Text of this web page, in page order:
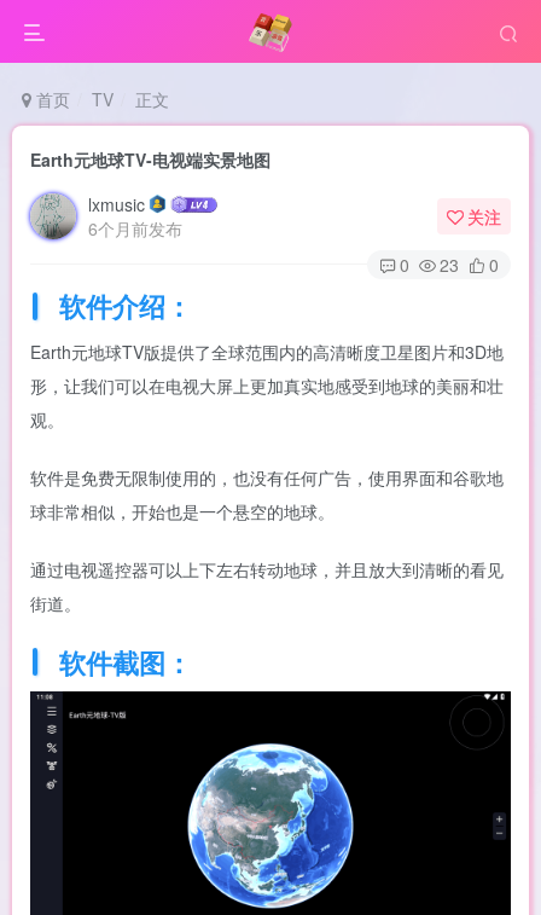
首页 TV 正文
Earth元地球TV-电视端实景地图
lxmusic
6个月前发布
关注
0
23 0
软件介绍：
Earth元地球TV版提供了全球范围内的高清晰度卫星图片和3D地
形，让我们可以在电视大屏上更加真实地感受到地球的美丽和壮
观。
软件是免费无限制使用的，也没有任何广告，使用界面和谷歌地
球非常相似，开始也是一个悬空的地球。
通过电视遥控器可以上下左右转动地球，并且放大到清晰的看见
街道。
软件截图：